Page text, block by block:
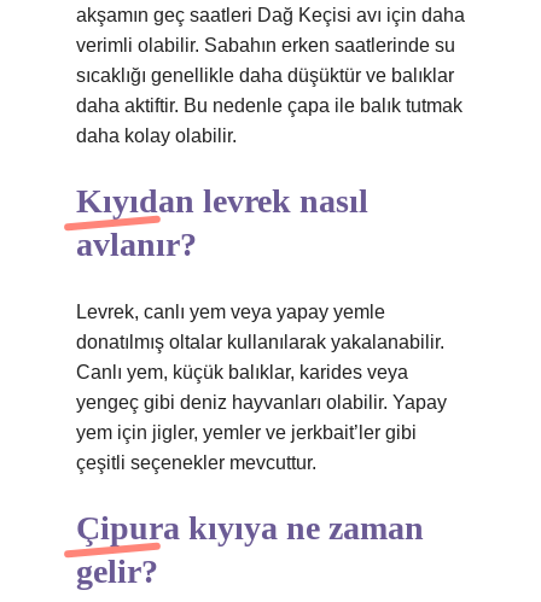
akşamın geç saatleri Dağ Keçisi avı için daha
verimli olabilir. Sabahın erken saatlerinde su
sıcaklığı genellikle daha düşüktür ve balıklar
daha aktiftir. Bu nedenle çapa ile balık tutmak
daha kolay olabilir.
Kıyıdan levrek nasıl
avlanır?
Levrek, canlı yem veya yapay yemle
donatılmış oltalar kullanılarak yakalanabilir.
Canlı yem, küçük balıklar, karides veya
yengeç gibi deniz hayvanları olabilir. Yapay
yem için jigler, yemler ve jerkbait’ler gibi
çeşitli seçenekler mevcuttur.
Çipura kıyıya ne zaman
gelir?